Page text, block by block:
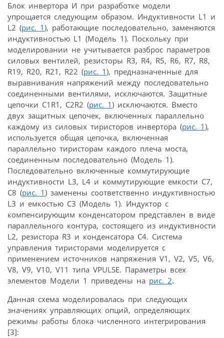
Блок инвертора И при разработке модели
упрощается следующим образом. Индуктивности L1 и
L2 (рис. 1), работающие последовательно, заменяются
индуктивностью L1 (Модель 1). Поскольку при
моделировании не учитывается разброс параметров
силовых вентилей, резисторы R3, R4, R5, R6, R7, R8,
R19, R20, R21, R22 (рис. 1), предназначенные для
выравнивания напряжений между последовательно
соединенными вентилями, исключаются. Защитные
цепочки C1R1, C2R2 (рис. 1) исключаются. Вместо
двух защитных цепочек, включенных параллельно
каждому из силовых тиристоров инвертора (рис. 1),
используется общая цепочка, включенная
параллельно тиристорам каждого плеча моста,
соединенным последовательно (Модель 1).
Последовательно включенные коммутирующие
индуктивности L3, L4 и коммутирующие емкости С7,
С8 (рис. 1) заменены соответственно индуктивностью
L3 и емкостью С3 (Модель 1). Индуктор с
компенсирующим конденсатором представлен в виде
параллельного контура, состоящего из индуктивности
L2, резистора R3 и конденсатора С4. Система
управления тиристорами моделируется с
применением источников напряжения V1, V2, V5, V6,
V8, V9, V10, V11 типа VPULSE. Параметры всех
элементов Модели 1 приведены на рис. 2.
Данная схема моделировалась при следующих
значениях управляющих опций, определяющих
режимы работы блока численного интегрирования
[3]: